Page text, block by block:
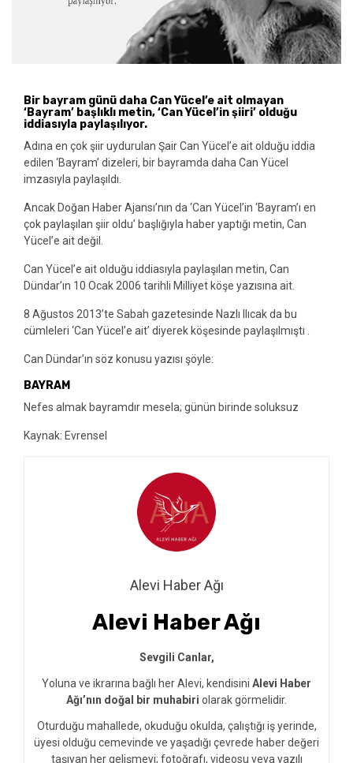
Bir bayram günü daha Can Yücel’e ait olmayan
‘Bayram’ başlıklı metin, ‘Can Yücel’in şiiri’ olduğu
iddiasıyla paylaşılıyor.
Adına en çok şiir uydurulan Şair Can Yücel’e ait olduğu iddia
edilen ‘Bayram’ dizeleri, bir bayramda daha Can Yücel
imzasıyla paylaşıldı.
Ancak Doğan Haber Ajansı’nın da ‘Can Yücel’in ‘Bayram’ı en
çok paylaşılan şiir oldu’ başlığıyla haber yaptığı metin, Can
Yücel’e ait değil.
Can Yücel’e ait olduğu iddiasıyla paylaşılan metin, Can
Dündar’ın 10 Ocak 2006 tarihli Milliyet köşe yazısına ait.
8 Ağustos 2013’te Sabah gazetesinde Nazlı Ilıcak da bu
cümleleri ‘Can Yücel’e ait’ diyerek köşesinde paylaşılmıştı .
Can Dündar’ın söz konusu yazısı şöyle:
BAYRAM
Nefes almak bayramdır mesela; günün birinde soluksuz
Kaynak: Evrensel
Alevi Haber Ağı
Alevi Haber Ağı
Sevgili Canlar,
Yoluna ve ikrarına bağlı her Alevi, kendisini Alevi Haber
Ağı’nın doğal bir muhabiri olarak görmelidir.
Oturduğu mahallede, okuduğu okulda, çalıştığı iş yerinde,
üyesi olduğu cemevinde ve yaşadığı çevrede haber değeri
taşıyan her gelişmeyi; fotoğrafı, videosu veya yazılı